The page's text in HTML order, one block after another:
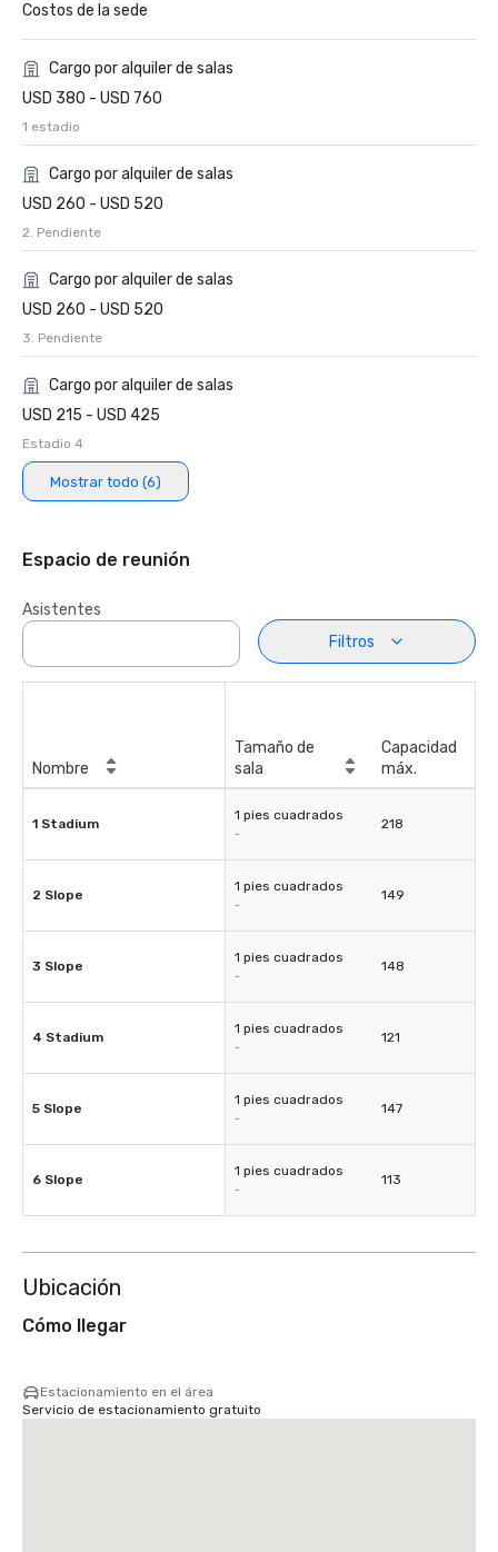
Costos de la sede
Cargo por alquiler de salas
USD 380 - USD 760
1 estadio
Cargo por alquiler de salas
USD 260 - USD 520
2. Pendiente
Cargo por alquiler de salas
USD 260 - USD 520
3. Pendiente
Cargo por alquiler de salas
USD 215 - USD 425
Estadio 4
Mostrar todo (6)
Espacio de reunión
Asistentes
Filtros
Nombre
Tamaño de
sala
Capacidad
máx.
1 Stadium
1 pies cuadrados
-
218
2 Slope
1 pies cuadrados
-
149
3 Slope
1 pies cuadrados
-
148
4 Stadium
1 pies cuadrados
-
121
5 Slope
1 pies cuadrados
-
147
6 Slope
1 pies cuadrados
-
113
Ubicación
Cómo llegar
Estacionamiento en el área
Servicio de estacionamiento gratuito